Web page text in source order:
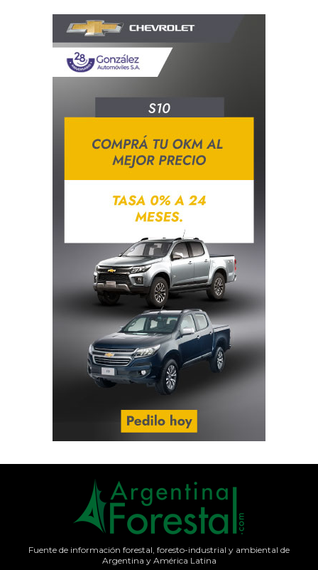
Fuente de información forestal, foresto-industrial y ambiental de
Argentina y América Latina